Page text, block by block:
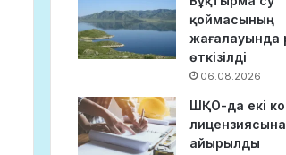
қоймасының
жағалауында
өткізілді
06.08.2026
ШҚО-да екі
айырылды